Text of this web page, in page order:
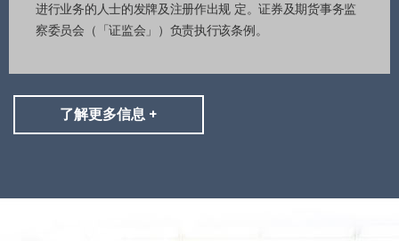
进行业务的人士的发牌及注册作出规 定。证券及期货事务监
察委员会（「证监会」）负责执行该条例。
了解更多信息 +